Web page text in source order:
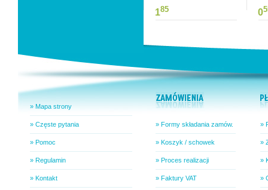
185 0
» Mapa strony
» Częste pytania
» Pomoc
» Regulamin
» Kontakt
» Formy składania zamów.
» Koszyk / schowek
» Proces realizacji
» Faktury VAT
»
»
»
»